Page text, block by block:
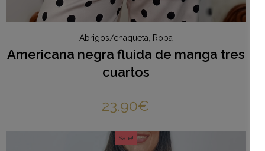
Abrigos/chaqueta, Ropa
Americana negra fluida de manga tres
cuartos
23.90€
Sale!